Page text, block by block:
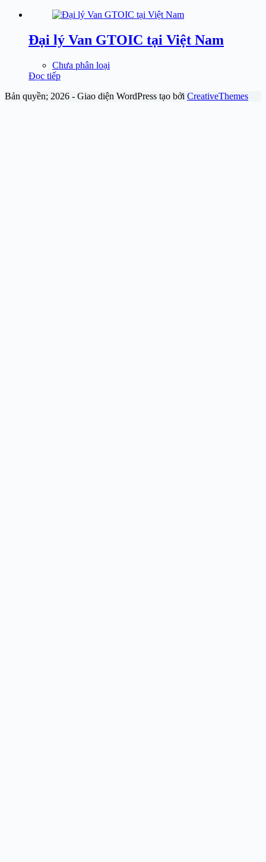
Đại lý Van GTOIC tại Việt Nam
Chưa phân loại
Đọc tiếp
Bản quyền; 2026 - Giao diện WordPress tạo bởi CreativeThemes